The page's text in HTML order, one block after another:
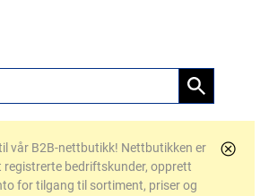
vår B2B-nettbutikk! Nettbutikken er
registrerte bedriftskunder, opprett
for tilgang til sortiment, priser og